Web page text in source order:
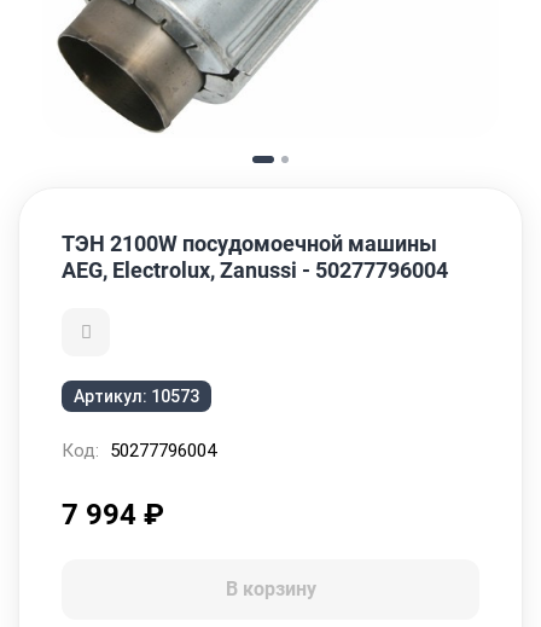
ТЭН 2100W посудомоечной машины
AEG, Electrolux, Zanussi - 50277796004
Артикул: 10573
Код: 50277796004
7 994 ₽
В корзину